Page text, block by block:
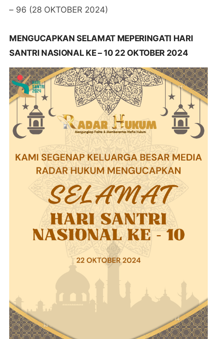
– 96 (28 OKTOBER 2024)
MENGUCAPKAN SELAMAT MEPERINGATI HARI
SANTRI NASIONAL KE – 10 22 OKTOBER 2024